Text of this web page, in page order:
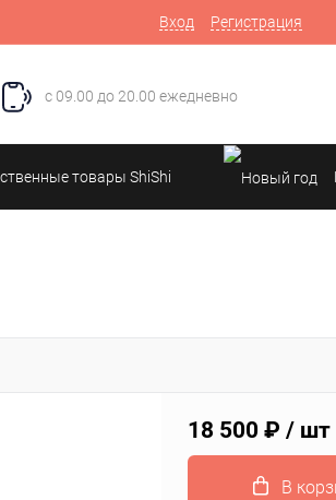
Вход Регистрация
с 09.00 до 20.00 ежедневно
товары ShiShi
18 500 ₽ / шт
В